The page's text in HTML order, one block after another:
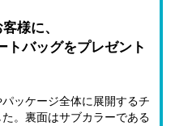
様に、
トバッグをプレゼント
ッケージ全体に展開するチ
。裏面はサブカラーである